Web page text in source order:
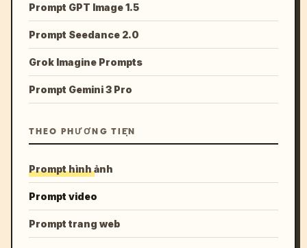
Prompt GPT Image 1.5
Prompt Seedance 2.0
Grok Imagine Prompts
Prompt Gemini 3 Pro
THEO PHƯƠNG TIỆN
Prompt hình ảnh
Prompt video
Prompt trang web